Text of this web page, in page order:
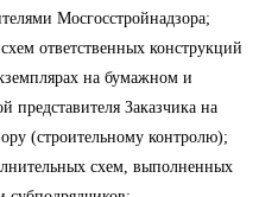
Мосгосстройнадзора;
ответственных конструкций
на бумажном и
представителя Заказчика на
(строительному контролю);
схем, выполненных